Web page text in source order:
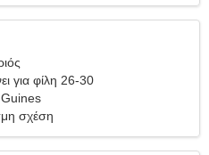
για φίλη 26-30
σχέση